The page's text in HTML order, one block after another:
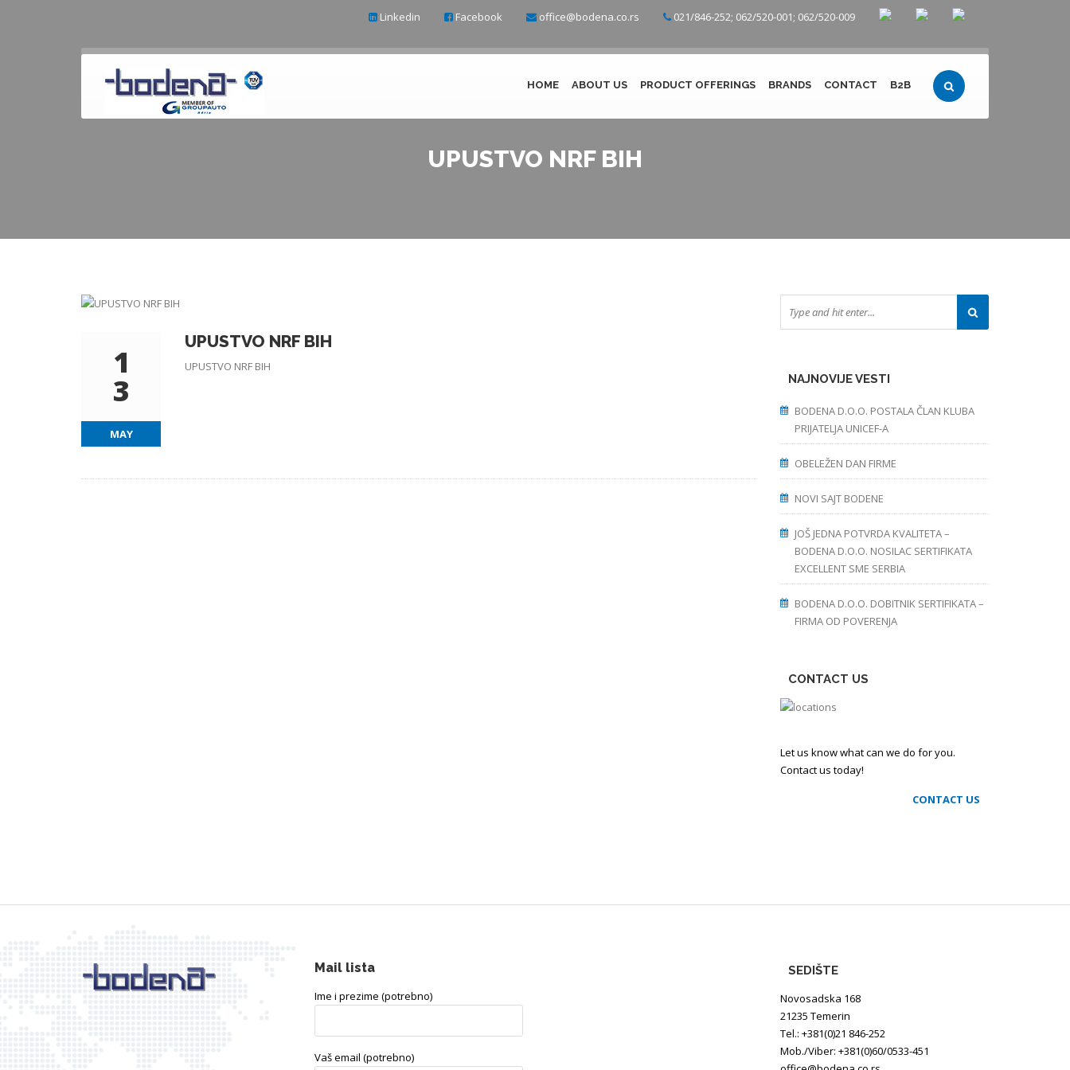
021/846-252; 062/520-001; 062/520-009
office@bodena.co.rs
Facebook
Linkedin
HOME ABOUT US PRODUCT OFFERINGS BRANDS CONTACT B2B
UPUSTVO NRF BIH
1
3
MAY
UPUSTVO NRF BIH
UPUSTVO NRF BIH
NAJNOVIJE VESTI
BODENA D.O.O. POSTALA ČLAN KLUBA
PRIJATELJA UNICEF-A
OBELEŽEN DAN FIRME
NOVI SAJT BODENE
JOŠ JEDNA POTVRDA KVALITETA –
BODENA D.O.O. NOSILAC SERTIFIKATA
EXCELLENT SME SERBIA
BODENA D.O.O. DOBITNIK SERTIFIKATA –
FIRMA OD POVERENJA
CONTACT US
Let us know what can we do for you.
Contact us today!
CONTACT US
Mail lista
Ime i prezime (potrebno)
Vaš email (potrebno)
SEDIŠTE
Novosadska 168
21235 Temerin
Tel.: +381(0)21 846-252
Mob./Viber: +381(0)60/0533-451